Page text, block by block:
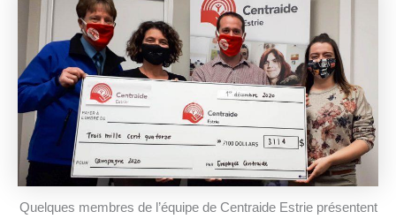
Quelques membres de l’équipe de Centraide Estrie présentent